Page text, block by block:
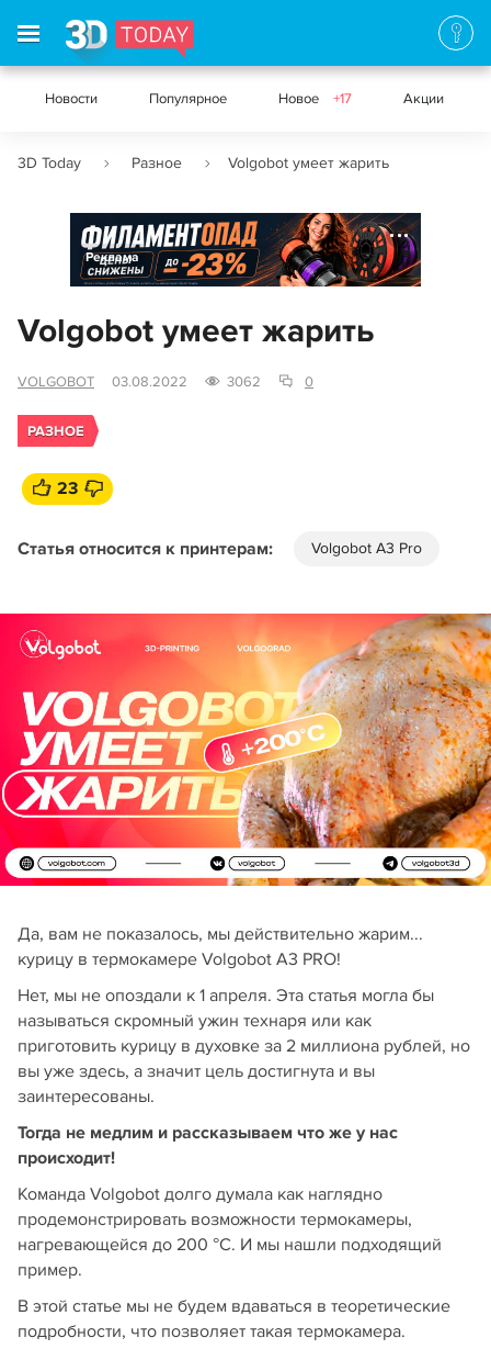
Новости Популярное Новое +17 Акции
3D Today Разное Volgobot умеет жарить
Реклама
Volgobot умеет жарить
VOLGOBOT 03.08.2022 3062 0
РАЗНОЕ
23
Статья относится к принтерам: Volgobot A3 Pro
Да, вам не показалось, мы действительно жарим...
курицу в термокамере Volgobot A3 PRO!
Нет, мы не опоздали к 1 апреля. Эта статья могла бы
называться скромный ужин технаря или как
приготовить курицу в духовке за 2 миллиона рублей, но
вы уже здесь, а значит цель достигнута и вы
заинтересованы.
Тогда не медлим и рассказываем что же у нас
происходит!
Команда Volgobot долго думала как наглядно
продемонстрировать возможности термокамеры,
нагревающейся до 200 °С. И мы нашли подходящий
пример.
В этой статье мы не будем вдаваться в теоретические
подробности, что позволяет такая термокамера.